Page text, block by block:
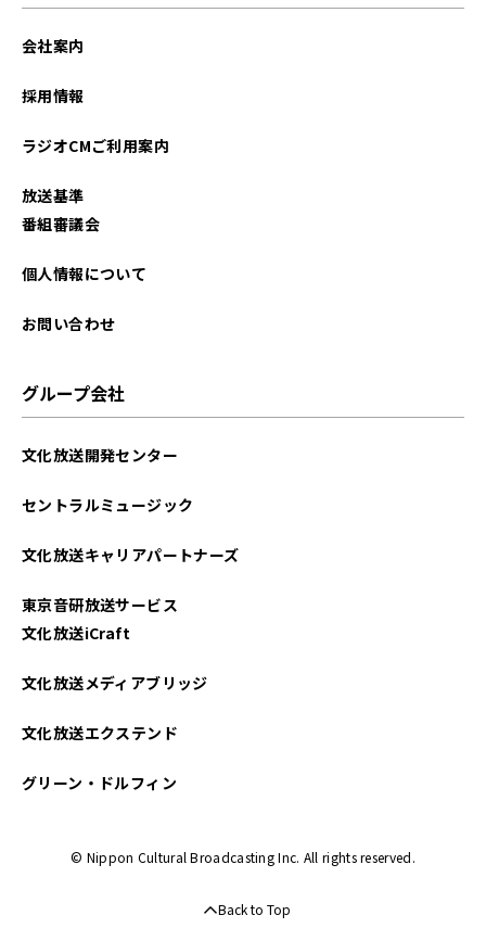
会社案内
採用情報
ラジオCMご利用案内
放送基準
番組審議会
個人情報について
お問い合わせ
グループ会社
文化放送開発センター
セントラルミュージック
文化放送キャリアパートナーズ
東京音研放送サービス
文化放送iCraft
文化放送メディアブリッジ
文化放送エクステンド
グリーン・ドルフィン
© Nippon Cultural Broadcasting Inc. All rights reserved.
Back to Top